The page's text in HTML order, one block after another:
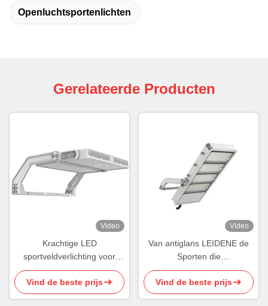
Openluchtsportenlichten
Gerelateerde Producten
Video
Krachtige LED
sportveldverlichting voor
heldere en uniforme
verlichting van buitenvelden
Vind de beste prijs
Video
Van antiglans LEIDENE de
Sporten die
Sportterreinlichten IP66
150W leiden aansteken
Vind de beste prijs